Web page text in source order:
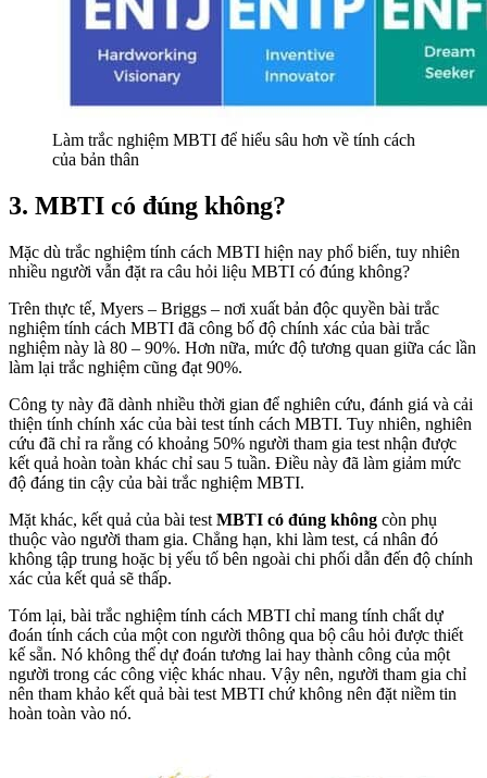
Làm trắc nghiệm MBTI để hiểu sâu hơn về tính cách
của bản thân
3. MBTI có đúng không?
Mặc dù trắc nghiệm tính cách MBTI hiện nay phổ biến, tuy nhiên
nhiều người vẫn đặt ra câu hỏi liệu MBTI có đúng không?
Trên thực tế, Myers – Briggs – nơi xuất bản độc quyền bài trắc
nghiệm tính cách MBTI đã công bố độ chính xác của bài trắc
nghiệm này là 80 – 90%. Hơn nữa, mức độ tương quan giữa các lần
làm lại trắc nghiệm cũng đạt 90%.
Công ty này đã dành nhiều thời gian để nghiên cứu, đánh giá và cải
thiện tính chính xác của bài test tính cách MBTI. Tuy nhiên, nghiên
cứu đã chỉ ra rằng có khoảng 50% người tham gia test nhận được
kết quả hoàn toàn khác chỉ sau 5 tuần. Điều này đã làm giảm mức
độ đáng tin cậy của bài trắc nghiệm MBTI.
Mặt khác, kết quả của bài test MBTI có đúng không còn phụ
thuộc vào người tham gia. Chẳng hạn, khi làm test, cá nhân đó
không tập trung hoặc bị yếu tố bên ngoài chi phối dẫn đến độ chính
xác của kết quả sẽ thấp.
Tóm lại, bài trắc nghiệm tính cách MBTI chỉ mang tính chất dự
đoán tính cách của một con người thông qua bộ câu hỏi được thiết
kế sẵn. Nó không thể dự đoán tương lai hay thành công của một
người trong các công việc khác nhau. Vậy nên, người tham gia chỉ
nên tham khảo kết quả bài test MBTI chứ không nên đặt niềm tin
hoàn toàn vào nó.